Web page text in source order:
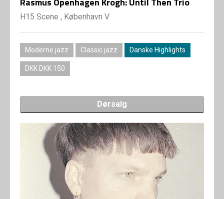
Om
Om fonden
Om
H15 Scene , København V
Moderne jazz Classic jazz Danske Highlights
DKK DKK 150
Dørsalg